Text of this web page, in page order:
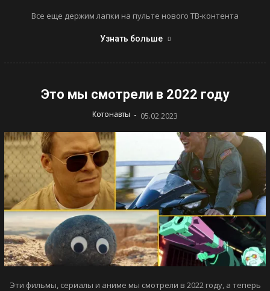
Все еще держим лапки на пульте нового ТВ-контента
Узнать больше
Это мы смотрели в 2022 году
Котонавты - 05.02.2023
Эти фильмы, сериалы и аниме мы смотрели в 2022 году, а теперь